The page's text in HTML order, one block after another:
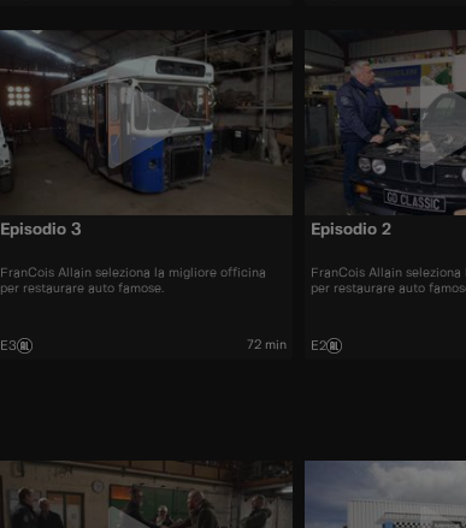
Episodio 3
FranCois Allain seleziona la migliore officina
per restaurare auto famose.
E3 72 min
Episodio 2
FranCois Allain
per restaurare auto
E2